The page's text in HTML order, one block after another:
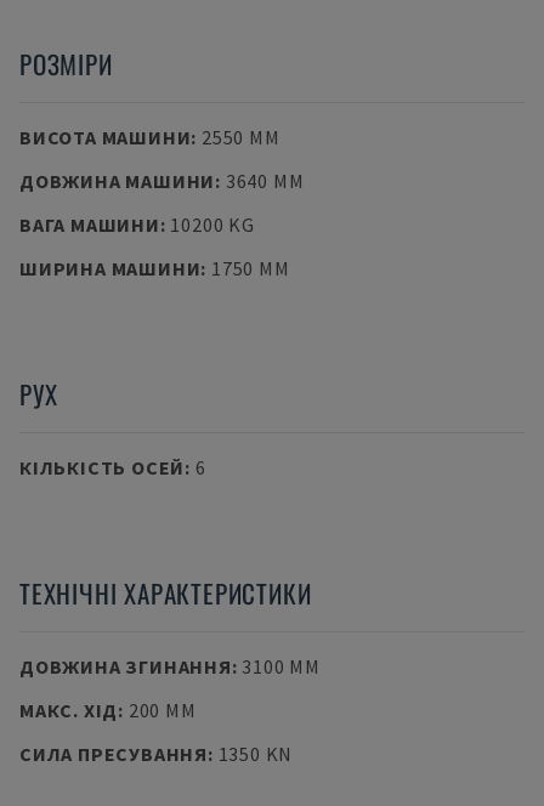
РОЗМІРИ
ВИСОТА МАШИНИ: 2550 MM
ДОВЖИНА МАШИНИ: 3640 MM
ВАГА МАШИНИ: 10200 KG
ШИРИНА МАШИНИ: 1750 MM
РУХ
КІЛЬКІСТЬ ОСЕЙ: 6
ТЕХНІЧНІ ХАРАКТЕРИСТИКИ
ДОВЖИНА ЗГИНАННЯ: 3100 MM
МАКС. ХІД: 200 MM
СИЛА ПРЕСУВАННЯ: 1350 KN